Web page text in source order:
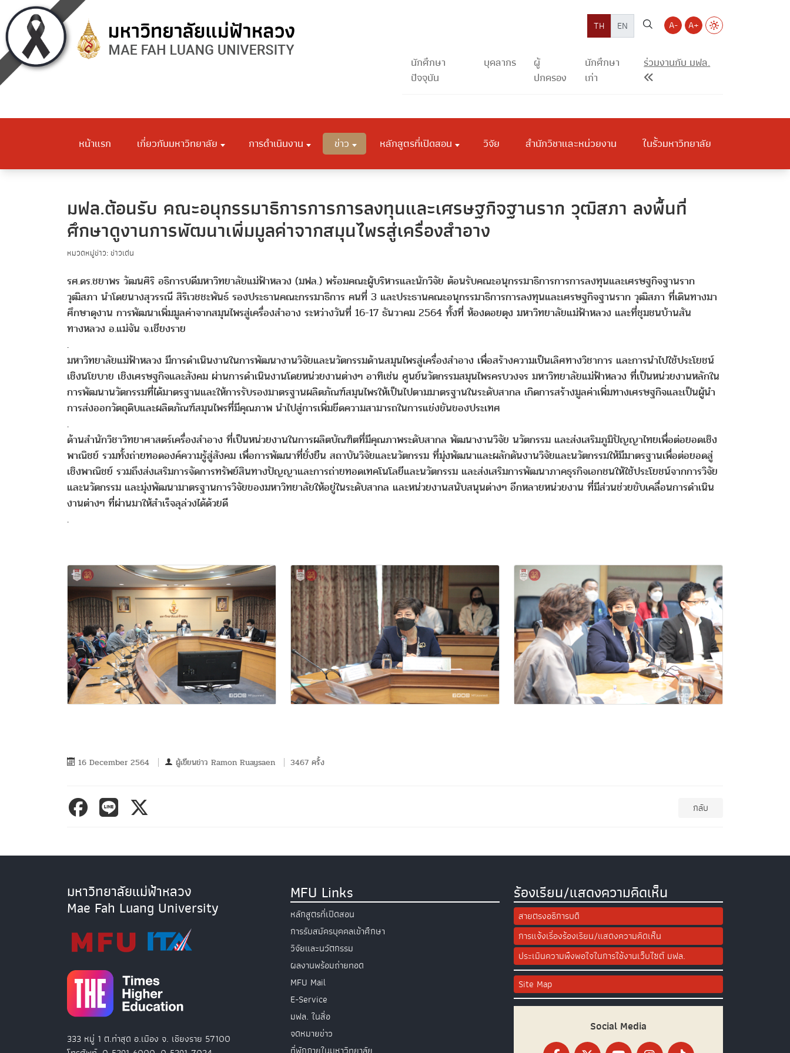
TH EN A- A+
นักศึกษา
ปัจจุบัน
บุคลากร
ผู้
ปกครอง
นักศึกษา
เก่า
ร่วมงานกับ มฟล.
หน้าแรก เกี่ยวกับมหาวิทยาลัย การดำเนินงาน ข่าว หลักสูตรที่เปิดสอน วิจัย สำนักวิชาและหน่วยงาน ในรั้วมหาวิทยาลัย
มฟล.ต้อนรับ คณะอนุกรรมาธิการการการลงทุนและเศรษฐกิจฐานราก วุฒิสภา ลงพื้นที่
ศึกษาดูงานการพัฒนาเพิ่มมูลค่าจากสมุนไพรสู่เครื่องสำอาง
หมวดหมู่ข่าว: ข่าวเด่น
รศ.ดร.ชยาพร วัฒนศิริ อธิการบดีมหาวิทยาลัยแม่ฟ้าหลวง (มฟล.) พร้อมคณะผู้บริหารและนักวิจัย ต้อนรับคณะอนุกรรมาธิการการการลงทุนและเศรษฐกิจฐานราก
วุฒิสภา นำโดยนางสุวรรณี สิริเวชชะพันธ์ รองประธานคณะกรรมาธิการ คนที่ 3 และประธานคณะอนุกรรมาธิการการลงทุนและเศรษฐกิจฐานราก วุฒิสภา ที่เดินทางมา
ศึกษาดุงาน การพัฒนาเพิ่มมูลค่าจากสมุนไพรสู่เครื่องสำอาง ระหว่างวันที่ 16-17 ธันวาคม 2564 ทั้งที่ ห้องดอยตุง มหาวิทยาลัยแม่ฟ้าหลวง และที่ชุมชนบ้านสัน
ทางหลวง อ.แม่จัน จ.เชียงราย
.
มหาวิทยาลัยแม่ฟ้าหลวง มีการดำเนินงานในการพัฒนางานวิจัยและนวัตกรรมด้านสมุนไพรสู่เครื่องสำอาง เพื่อสร้างความเป็นเลิศทางวิชาการ และการนำไปใช้ประโยชน์
เชิงนโยบาย เชิงเศรษฐกิจและสังคม ผ่านการดำเนินงานโดยหน่วยงานต่างๆ อาทิเช่น ศูนย์นวัตกรรมสมุนไพรครบวงจร มหาวิทยาลัยแม่ฟ้าหลวง ที่เป็นหน่วยงานหลักใน
การพัฒนานวัตกรรมที่ได้มาตรฐานและให้การรับรองมาตรฐานผลิตภัณฑ์สมุนไพรให้เป็นไปตามมาตรฐานในระดับสากล เกิดการสร้างมูลค่าเพิ่มทางเศรษฐกิจและเป็นผู้นำ
การส่งออกวัตถุดิบและผลิตภัณฑ์สมุนไพรที่มีคุณภาพ นำไปสู่การเพิ่มขีดความสามารถในการแข่งขันของประเทศ
.
ด้านสำนักวิชาวิทยาศาสตร์เครื่องสำอาง ที่เป็นหน่วยงานในการผลิตบัณฑิตที่มีคุณภาพระดับสากล พัฒนางานวิจัย นวัตกรรม และส่งเสริมภูมิปัญญาไทยเพื่อต่อยอดเชิง
พาณิชย์ รวมทั้งถ่ายทอดองค์ความรู้สู่สังคม เพื่อการพัฒนาที่ยั่งยืน สถาบันวิจัยและนวัตกรรม ที่มุ่งพัฒนาและผลักดันงานวิจัยและนวัตกรรมให้มีมาตรฐานเพื่อต่อยอดสู่
เชิงพาณิชย์ รวมถึงส่งเสริมการจัดการทรัพย์สินทางปัญญาและการถ่ายทอดเทคโนโลยีและนวัตกรรม และส่งเสริมการพัฒนาภาคธุรกิจเอกชนให้ใช้ประโยชน์จากการวิจัย
และนวัตกรรม และมุ่งพัฒนามาตรฐานการวิจัยของมหาวิทยาลัยให้อยู่ในระดับสากล และหน่วยงานสนับสนุนต่างๆ อีกหลายหน่วยงาน ที่มีส่วนช่วยขับเคลื่อนการดำเนิน
งานต่างๆ ที่ผ่านมาให้สำเร็จลุล่วงได้ด้วยดี
.
16 December 2564 ผู้เขียนข่าว Ramon Ruaysaen 3467 ครั้ง
กลับ
มหาวิทยาลัยแม่ฟ้าหลวง
Mae Fah Luang University
333 หมู่ 1 ต.ท่าสุด อ.เมือง จ. เชียงราย 57100
MFU Links
หลักสูตรที่เปิดสอน
การรับสมัครบุคคลเข้าศึกษา
วิจัยและนวัตกรรม
ผลงานพร้อมถ่ายทอด
MFU Mail
E-Service
มฟล. ในสื่อ
จดหมายข่าว
ร้องเรียน/แสดงความคิดเห็น
สายตรงอธิการบดี
การแจ้งเรื่องร้องเรียน/แสดงความคิดเห็น
ประเมินความพึงพอใจในการใช้งานเว็บไซต์ มฟล.
Site Map
Social Media